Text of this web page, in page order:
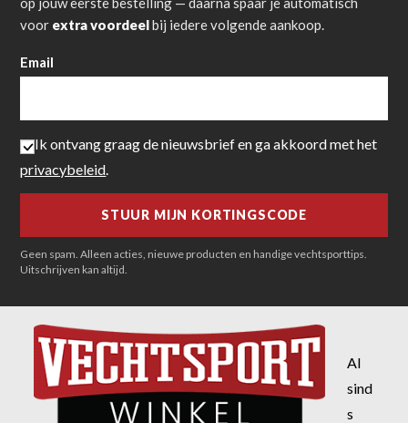
voor extra voordeelbij iedere volgende aankoop.
Email
Ik ontvang graag de nieuwsbrief en ga akkoord met het
privacybeleid
Geen spam. Alleen acties, nieuwe producten en handige vechtsporttips.
Uitschrijven kan altijd.
Al
sind
s